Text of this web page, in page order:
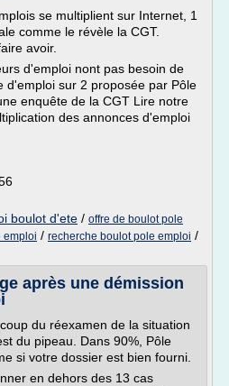
se multiplient sur Internet, 1
comme le révèle la CGT.
avoir.
d'emploi nont pas besoin de
d'emploi sur 2 proposée par Pôle
enquête de la CGT Lire notre
des annonces d'emploi
boulot d'ete / offre de boulot pole
emploi / recherche boulot pole emploi /
après une démission
du réexamen de la situation
du pipeau. Dans 90%, Pôle
si votre dossier est bien fourni.
en dehors des 13 cas